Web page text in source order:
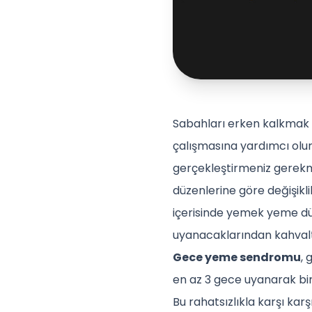
Sabahları erken kalkmak
çalışmasına yardımcı
gerçekleştirmeniz
düzenlerine göre
içerisinde yemek yeme
uyanacaklarından
Gece yeme sendromu,
en az 3 gece uyanarak
Bu rahatsızlıkla karşı